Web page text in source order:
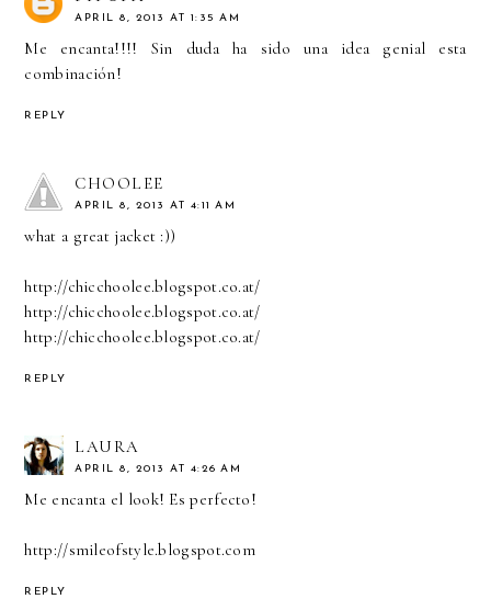
APRIL 8, 2013 AT 1:35 AM
Me encanta!!!! Sin duda ha sido una idea genial esta
combinación!
REPLY
CHOOLEE
APRIL 8, 2013 AT 4:11 AM
what a great jacket :))
http://chicchoolee.blogspot.co.at/
http://chicchoolee.blogspot.co.at/
http://chicchoolee.blogspot.co.at/
REPLY
LAURA
APRIL 8, 2013 AT 4:26 AM
Me encanta el look! Es perfecto!
http://smileofstyle.blogspot.com
REPLY